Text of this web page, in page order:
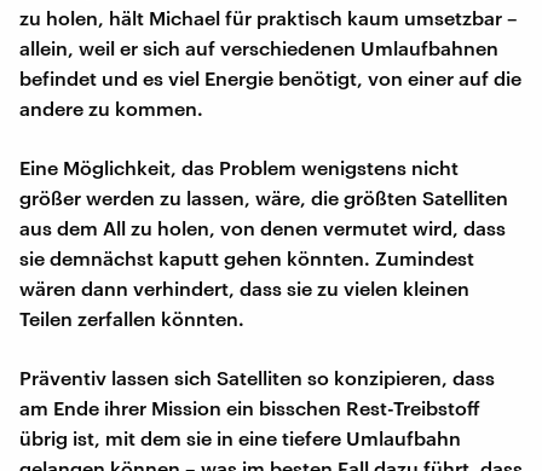
zu holen, hält Michael für praktisch kaum umsetzbar –
allein, weil er sich auf verschiedenen Umlaufbahnen
befindet und es viel Energie benötigt, von einer auf die
andere zu kommen.
Eine Möglichkeit, das Problem wenigstens nicht
größer werden zu lassen, wäre, die größten Satelliten
aus dem All zu holen, von denen vermutet wird, dass
sie demnächst kaputt gehen könnten. Zumindest
wären dann verhindert, dass sie zu vielen kleinen
Teilen zerfallen könnten.
Präventiv lassen sich Satelliten so konzipieren, dass
am Ende ihrer Mission ein bisschen Rest-Treibstoff
übrig ist, mit dem sie in eine tiefere Umlaufbahn